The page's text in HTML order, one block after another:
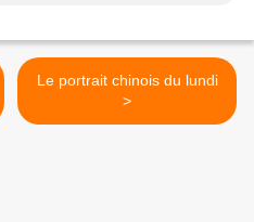
Le portrait chinois du lundi
>